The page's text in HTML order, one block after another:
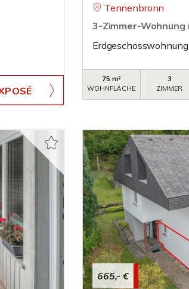
Tennenbronn
3-Zimmer-Wohnung
Erdgeschosswohnung
75 m²
WOHNFLÄCHE
3
ZIMMER
665,- €